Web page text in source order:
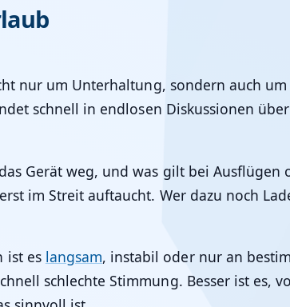
nur um Unterhaltung, sondern auch um
schnell in endlosen Diskussionen
Gerät weg, und was gilt bei Ausflügen
im Streit auftaucht. Wer dazu noch
ist es langsam, instabil oder nur an
schlechte Stimmung. Besser ist es,